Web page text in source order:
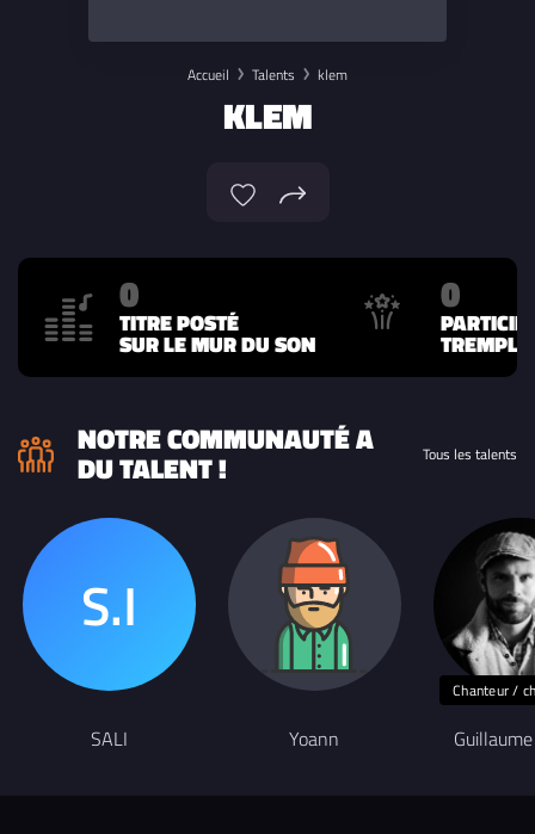
Accueil Talents klem
KLEM
0
TITRE POSTÉ
SUR LE MUR DU SON
0
NOTRE COMMUNAUTÉ A
DU TALENT ! Tous les talents
SALI Yoann
Chanteur /